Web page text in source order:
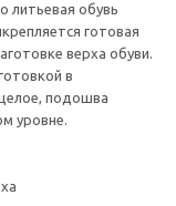
литьевая обувь
готовая
верха обуви.
в
подошва
уровне.